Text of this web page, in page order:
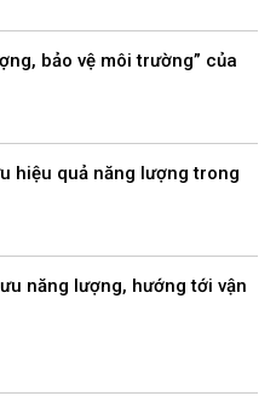
bảo vệ môi trường” của
hiệu quả năng lượng trong
năng lượng, hướng tới vận